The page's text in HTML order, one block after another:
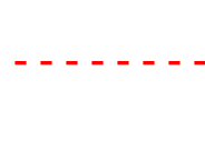
- - - - - - -